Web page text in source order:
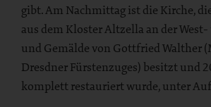
gibt. Am Nachmittag ist die Kirche,
aus dem Kloster Altzella an der
und Gemälde von Gottfried Walther
Dresdner Fürstenzuges) besitzt und
komplett restauriert wurde, unter